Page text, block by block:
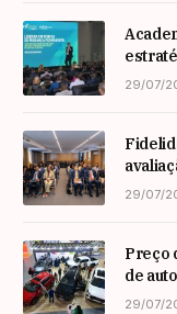
29/07/
29/07/
Preço
de
29/07/